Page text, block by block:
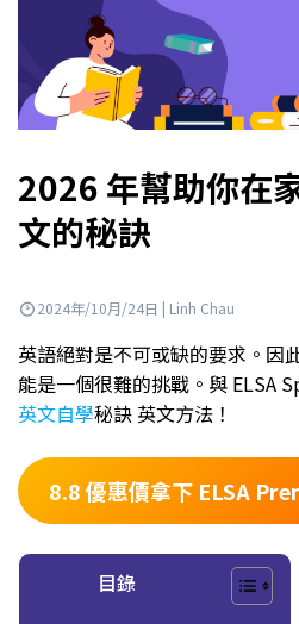
2026 年幫助你在
文的秘訣
2024年/10月/24日 | Linh Chau
英語絕對是不可或缺的要求。因
能是一個很難的挑戰。與 ELSA
英文自學秘訣 英文方法！
8.8 優惠價拿下 ELSA
目錄